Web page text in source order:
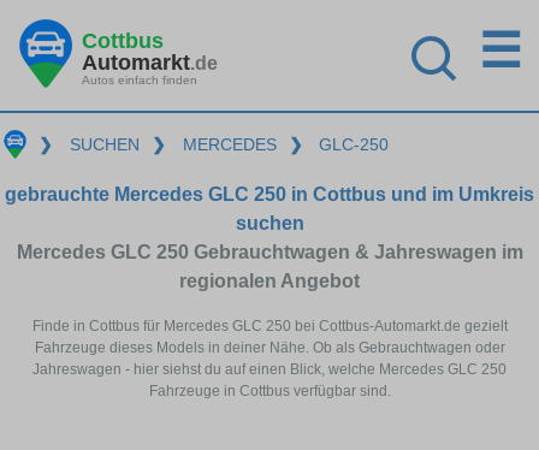
Cottbus
Automarkt.de
Autos einfach finden
☰
❯ SUCHEN ❯ MERCEDES ❯ GLC-250
gebrauchte Mercedes GLC 250 in Cottbus und im Umkreis
suchen
Mercedes GLC 250 Gebrauchtwagen & Jahreswagen im
regionalen Angebot
Finde in Cottbus für Mercedes GLC 250 bei Cottbus-Automarkt.de gezielt
Fahrzeuge dieses Models in deiner Nähe. Ob als Gebrauchtwagen oder
Jahreswagen - hier siehst du auf einen Blick, welche Mercedes GLC 250
Fahrzeuge in Cottbus verfügbar sind.